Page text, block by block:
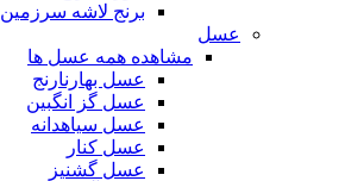
برنج لاشه سرزمین
عسل
مشاهده همه عسل ها
عسل بهارنارنج
عسل گز انگبین
عسل سیاهدانه
عسل کنار
عسل گشنیز